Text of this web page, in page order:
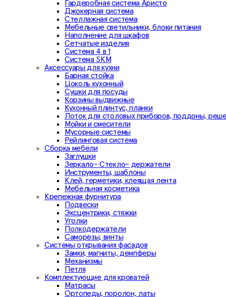
Гардеробная система Аристо
Джокерная система
Стеллажная система
Мебельные светильники, блоки питания
Наполнение для шкафов
Сетчатые изделия
Система 4 в 1
Система SKM
Аксессуары для кухни
Барная стойка
Цоколь кухонный
Сушки для посуды
Корзины выдвижные
Кухонный плинтус, планки
Лоток для столовых приборов, поддоны,
Мойки и смесители
Мусорные системы
Рейлинговая система
Сборка мебели
Заглушки
Зеркало- Стекло- держатели
Инструменты, шаблоны
Клей, герметики, клеящая лента
Мебельная косметика
Крепежная фурнитура
Подвески
Эксцентрики, стяжки
Уголки
Полкодержатели
Саморезы, винты
Системы открывания фасадов
Замки, магниты, демпферы
Механизмы
Петля
Комплектующие для кроватей
Матрасы
Ортопеды, поролон, латы